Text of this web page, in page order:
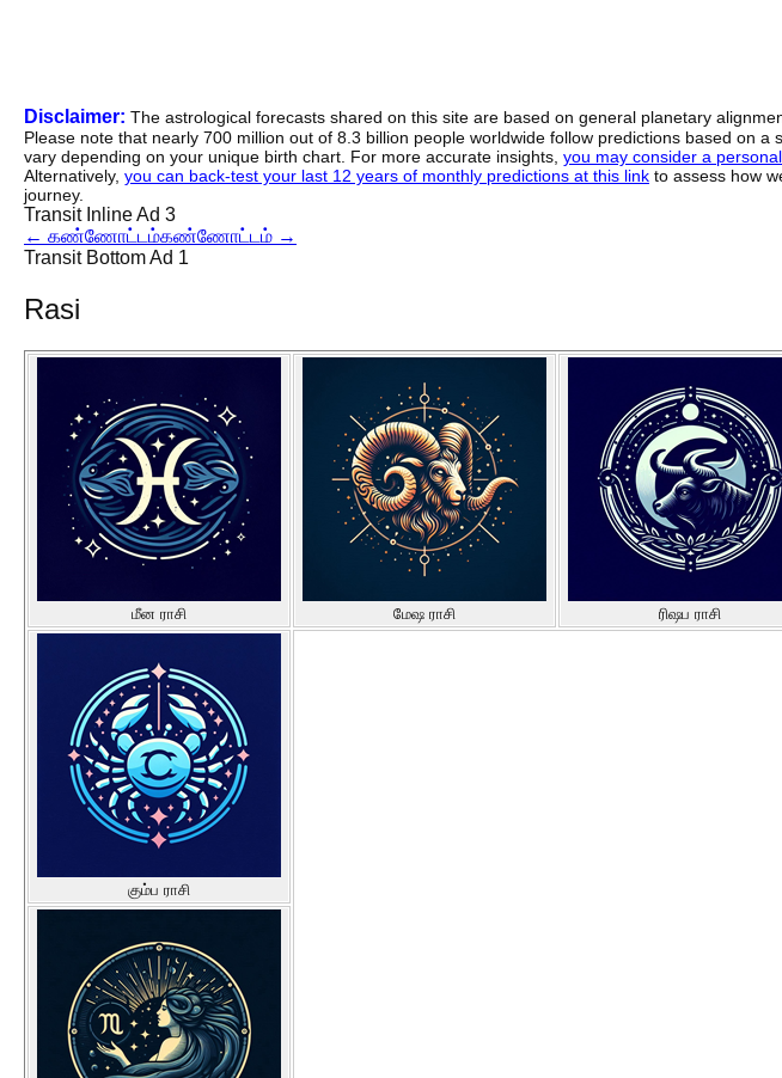
Disclaimer: The astrological forecasts shared on this site are based on general planetary
Please note that nearly 700 million out of 8.3 billion people worldwide follow predictions based on
vary depending on your unique birth chart. For more accurate insights, you may consider a
Alternatively, you can back-test your last 12 years of monthly predictions at this link to assess how
journey.
Transit Inline Ad 3
← கண்ணோட்டம்கண்ணோட்டம் →
Transit Bottom Ad 1
Rasi
மீன ராசி மேஷ ராசி ரிஷப ராசி
கும்ப ராசி